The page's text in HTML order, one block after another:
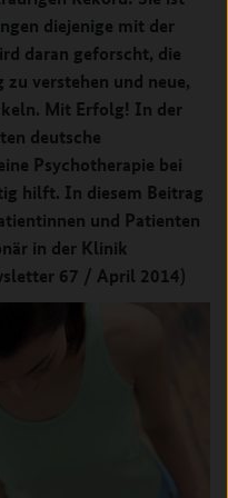
diejenige mit der
daran geforscht, die
verstehen und neue,
Mit Erfolg! In der
deutsche
Psychotherapie bei
hilft. In diesem Beitrag
und Patienten
in der Klinik
67 / April 2014)